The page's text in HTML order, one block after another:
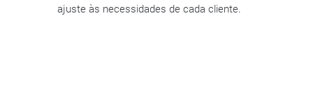
ajuste às necessidades de cada cliente.